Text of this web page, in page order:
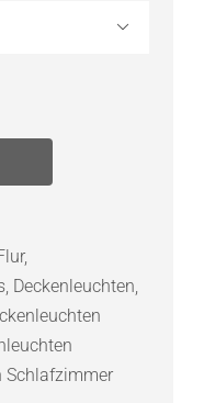

,
, Deckenleuchten
Schlafzimmer